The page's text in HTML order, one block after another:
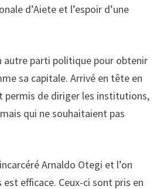
d’Aiete et l’espoir d’une
autre parti politique pour obtenir
sa capitale. Arrivé en tête en
permis de diriger les institutions,
qui ne souhaitaient pas
Arnaldo Otegi et l’on
efficace. Ceux-ci sont pris en